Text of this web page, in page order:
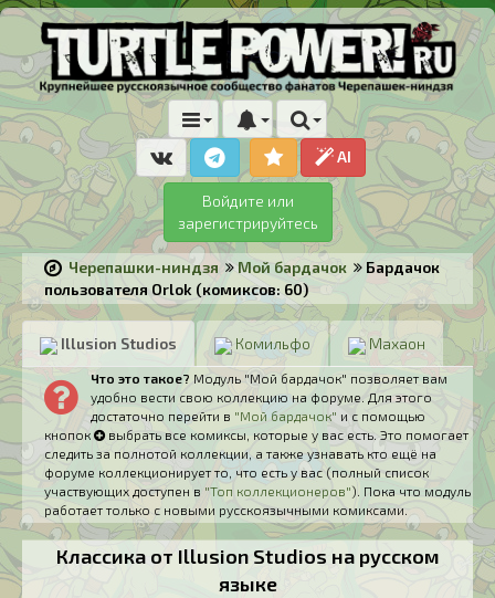
AI
Войдите или
зарегистрируйтесь
Черепашки-ниндзя Мой бардачок
Бардачок
пользователя Orlok (комиксов: 60)
Illusion Studios Комильфо Махаон
Что это такое? Модуль "Мой бардачок" позволяет вам
удобно вести свою коллекцию на форуме. Для этого
достаточно перейти в "Мой бардачок" и с помощью
кнопок
выбрать все комиксы, которые у вас есть. Это помогает
следить за полнотой коллекции, а также узнавать кто ещё на
форуме коллекционирует то, что есть у вас (полный список
участвующих доступен в "Топ коллекционеров"). Пока что модуль
работает только с новыми русскоязычными комиксами.
Классика от Illusion Studios на русском
языке